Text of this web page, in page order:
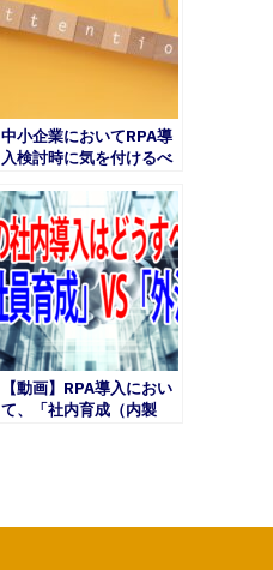
中小企業においてRPA導
入検討時に気を付けるべ
【動画】RPA導入におい
て、「社内育成（内製